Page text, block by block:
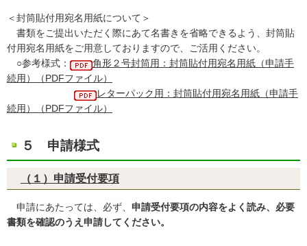
＜封筒貼付用宛名用紙について＞
書類をご提出いただく際にあて名書きを省略できるよう、封筒貼
付用宛名用紙をご用意しておりますので、ご活用ください。
○参考様式：
角形２号封筒用：封筒貼付用宛名用紙（申請手
続用）（PDFファイル）
レターパック用：封筒貼付用宛名用紙（申請手
続用）（PDFファイル）
５ 申請様式
（１）申請受付要項
申請にあたっては、必ず、 申請受付要項の内容をよく読み、必要
書類を確認のうえ申請してください。